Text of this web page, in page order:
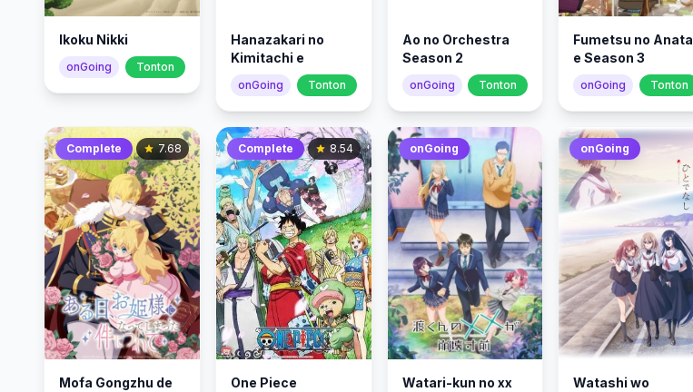
Ikoku Nikki
onGoing Tonton
Hanazakari no
Kimitachi e
onGoing Tonton
Ao no Orchestra
Season 2
onGoing Tonton
Fumetsu no Anata
e Season 3
onGoing Tonton
Complete 7.68
Mofa Gongzhu de
Complete 8.54
One Piece
onGoing
Watari-kun no xx
onGoing
Watashi wo